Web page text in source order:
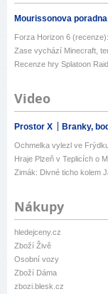
Mourissonova poradna
Forza Horizon 6
Zase vychází Minecraft,
Recenze hry Splatoon
Video
Prostor X Branky,
Ochmelka vylezl ve
Hraje Plzeň v Teplicích o
Zimák: Divné ticho kolem
Nákupy
hledejceny.cz
Zboží Živě
Osobní vozy
Zboží Dáma
zbozi.blesk.cz